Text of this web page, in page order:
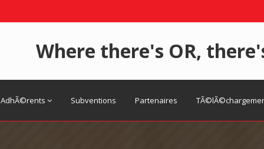
Where there's OR,
AdhÃ©rents Subventions Partenaires